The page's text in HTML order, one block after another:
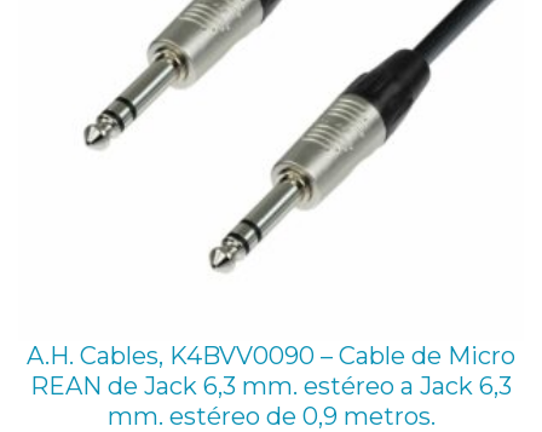
A.H. Cables, K4BVV0090 – Cable de Micro
REAN de Jack 6,3 mm. estéreo a Jack 6,3
mm. estéreo de 0,9 metros.